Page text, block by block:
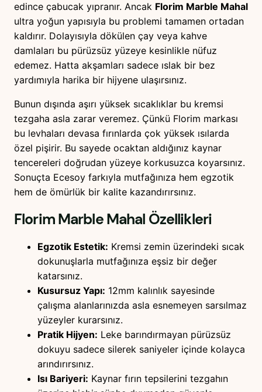
edince çabucak yıpranır. Ancak Florim Marble Mahal
ultra yoğun yapısıyla bu problemi tamamen ortadan
kaldırır. Dolayısıyla dökülen çay veya kahve
damlaları bu pürüzsüz yüzeye kesinlikle nüfuz
edemez. Hatta akşamları sadece ıslak bir bez
yardımıyla harika bir hijyene ulaşırsınız.
Bunun dışında aşırı yüksek sıcaklıklar bu kremsi
tezgaha asla zarar veremez. Çünkü Florim markası
bu levhaları devasa fırınlarda çok yüksek ısılarda
özel pişirir. Bu sayede ocaktan aldığınız kaynar
tencereleri doğrudan yüzeye korkusuzca koyarsınız.
Sonuçta Ecesoy farkıyla mutfağınıza hem egzotik
hem de ömürlük bir kalite kazandırırsınız.
Florim Marble Mahal Özellikleri
Egzotik Estetik: Kremsi zemin üzerindeki sıcak
dokunuşlarla mutfağınıza eşsiz bir değer
katarsınız.
Kusursuz Yapı: 12mm kalınlık sayesinde
çalışma alanlarınızda asla esnemeyen sarsılmaz
yüzeyler kurarsınız.
Pratik Hijyen: Leke barındırmayan pürüzsüz
dokuyu sadece silerek saniyeler içinde kolayca
arındırırsınız.
Isı Bariyeri: Kaynar fırın tepsilerini tezgahın